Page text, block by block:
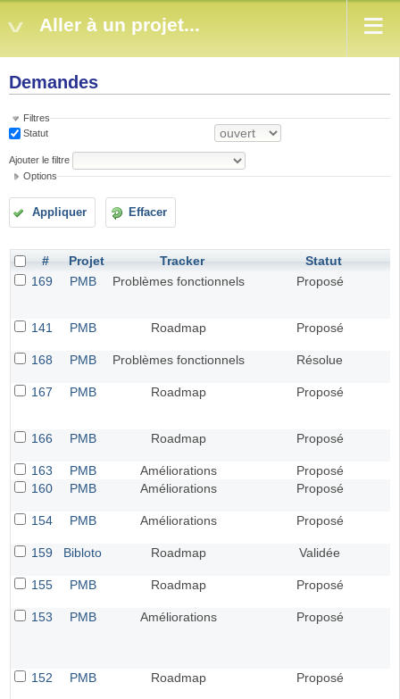
Aller à un projet...
Demandes
Filtres
Statut
Ajouter le filtre
Options
Appliquer Effacer
# Projet Tracker Statut
169
PMB Problèmes fonctionnels Proposé
141 PMB Roadmap Proposé
168 PMB Problèmes fonctionnels Résolue
167 PMB Roadmap Proposé
166 PMB Roadmap Proposé
163 PMB Améliorations Proposé
160
PMB Améliorations Proposé
154 PMB Améliorations Proposé
159 Bibloto Roadmap Validée
155 PMB Roadmap Proposé
153 PMB Améliorations Proposé
152 PMB Roadmap Proposé